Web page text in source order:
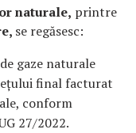
naturale, printre
se regăsesc:
gaze naturale
final facturat
conform
27/2022.